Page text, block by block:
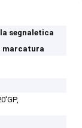
segnaletica
marcatura